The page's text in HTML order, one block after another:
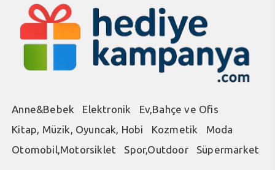
Anne&Bebek Elektronik
Ev,Bahçe ve Ofis
Kitap, Müzik, Oyuncak, Hobi
Kozmetik
Moda
Otomobil,Motorsiklet
Spor,Outdoor Süpermarket